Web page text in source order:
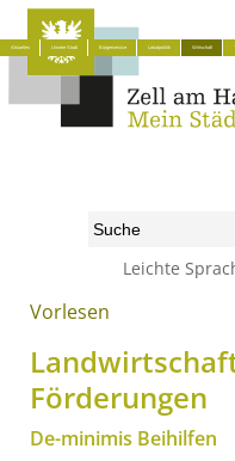
Leichte
Aktuelles Unsere Stadt Bürgerservice Lokalpolitik Wirtschaft
Start» Wirtschaft» Landwirtschaftliche Förderungen
Vorlesen
Förderungen
De-minimis Beihilfen